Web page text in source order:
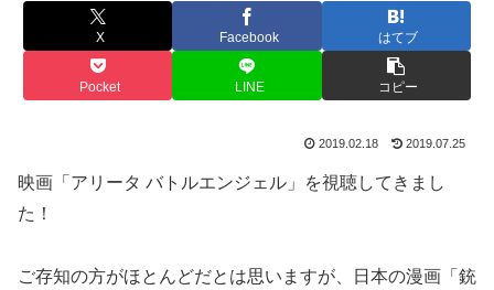
X Facebook はてブ
Pocket LINE コピー
2019.02.18 2019.07.25
映画「アリータ バトルエンジェル」を視聴してきまし
た！
ご存知の方がほとんどだとは思いますが、日本の漫画「銃